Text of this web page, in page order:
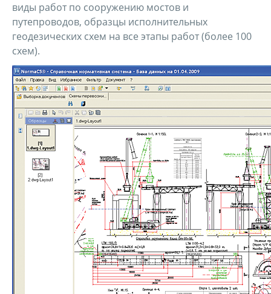
виды работ по сооружению мостов и
путепроводов, образцы исполнительных
геодезических схем на все этапы работ (более 100
схем).